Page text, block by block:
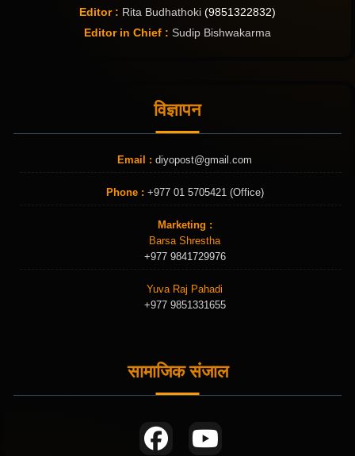
Editor : Rita Budhathoki (9851322832)
Editor in Chief : Sudip Bishwakarma
विज्ञापन
Email : diyopost@gmail.com
Phone : +977 01 5705421 (Office)
Marketing :
Barsa Shrestha
+977 9841729976
Yuva Raj Pahadi
+977 9851331655
सामाजिक संजाल